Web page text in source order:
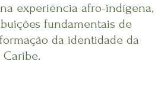
experiência afro-indígena,
fundamentais de
da identidade da